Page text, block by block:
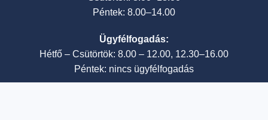
Péntek: 8.00–14.00
Ügyfélfogadás:
Hétfő – Csütörtök: 8.00 – 12.00, 12.30–16.00
Péntek: nincs ügyfélfogadás